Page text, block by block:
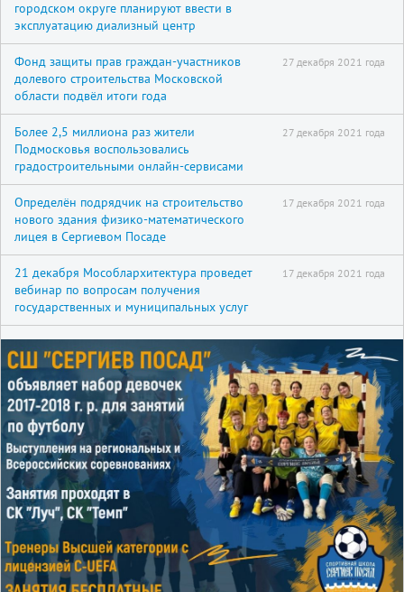
городском округе планируют ввести в
эксплуатацию диализный центр
Фонд защиты прав граждан-участников
долевого строительства Московской
области подвёл итоги года
27 декабря 2021 года
Более 2,5 миллиона раз жители
Подмосковья воспользовались
градостроительными онлайн-сервисами
27 декабря 2021 года
Определён подрядчик на строительство
нового здания физико-математического
лицея в Сергиевом Посаде
17 декабря 2021 года
21 декабря Мособлархитектура проведет
вебинар по вопросам получения
государственных и муниципальных услуг
17 декабря 2021 года